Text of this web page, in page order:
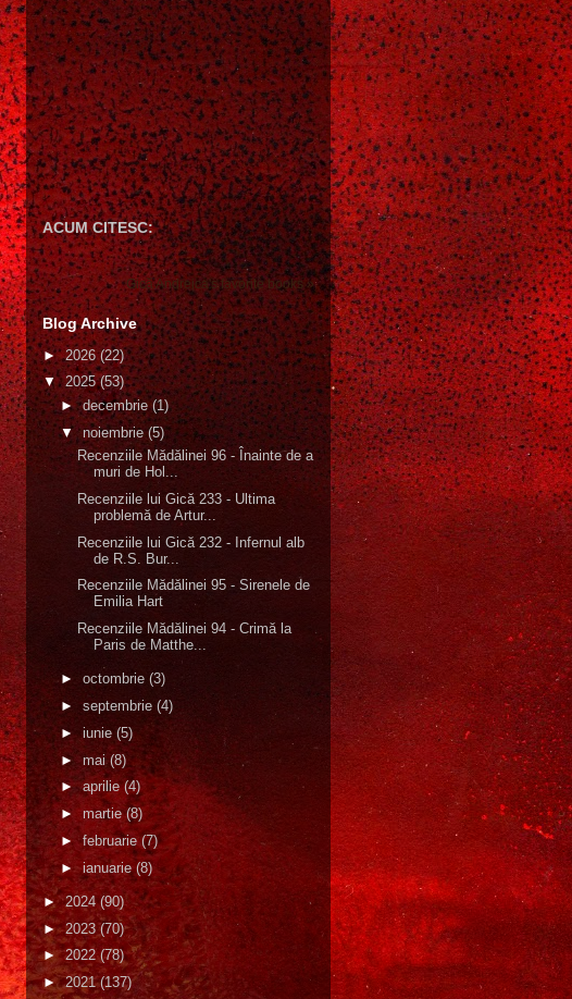
ACUM CITESC:
Gică Andreica's favorite books »
Blog Archive
►2026(22)
▼2025(53)
►decembrie (1)
▼noiembrie (5)
Recenziile Mădălinei 96 - Înainte de a
muri de Hol...
Recenziile lui Gică 233 - Ultima
problemă de Artur...
Recenziile lui Gică 232 - Infernul alb
de R.S. Bur...
Recenziile Mădălinei 95 - Sirenele de
Emilia Hart
Recenziile Mădălinei 94 - Crimă la
Paris de Matthe...
► octombrie (3)
► septembrie (4)
► iunie (5)
►mai(8)
►aprilie(4)
► martie(8)
►februarie(7)
►ianuarie (8)
►2024(90)
►2023(70)
►2022(78)
►2021(137)